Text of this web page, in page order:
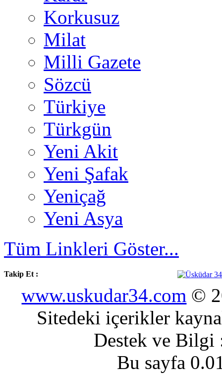
Korkusuz
Milat
Milli Gazete
Sözcü
Türkiye
Türkgün
Yeni Akit
Yeni Şafak
Yeniçağ
Yeni Asya
Tüm Linkleri Göster...
Takip Et :
www.uskudar34.com ©
Sitedeki içerikler
Destek ve
Bu sayfa